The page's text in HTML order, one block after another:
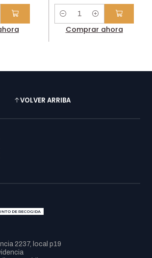
Cantidad
Comprar ahora
VOLVER ARRIBA
DE RECOGIDA
2237, local p19